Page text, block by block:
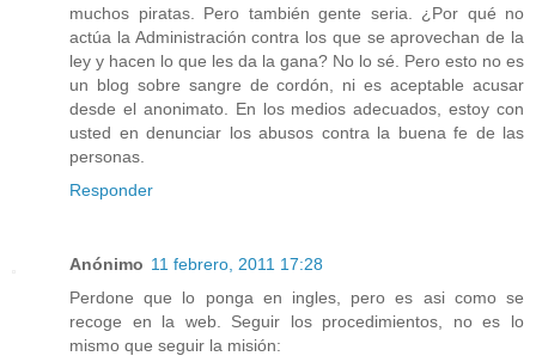
muchos piratas. Pero también gente seria. ¿Por qué no
actúa la Administración contra los que se aprovechan de la
ley y hacen lo que les da la gana? No lo sé. Pero esto no es
un blog sobre sangre de cordón, ni es aceptable acusar
desde el anonimato. En los medios adecuados, estoy con
usted en denunciar los abusos contra la buena fe de las
personas.
Responder
Anónimo 11 febrero, 2011 17:28
Perdone que lo ponga en ingles, pero es asi como se
recoge en la web. Seguir los procedimientos, no es lo
mismo que seguir la misión: